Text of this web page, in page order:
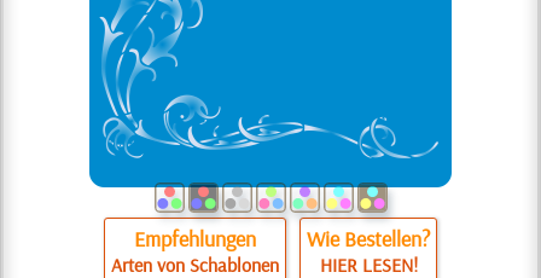
Empfehlungen
Arten von Schablonen
Wie Bestellen?
HIER LESEN!